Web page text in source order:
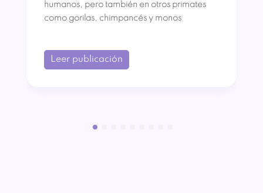
humanos, pero también en otros primates
como gorilas, chimpancés y monos
Leer publicación